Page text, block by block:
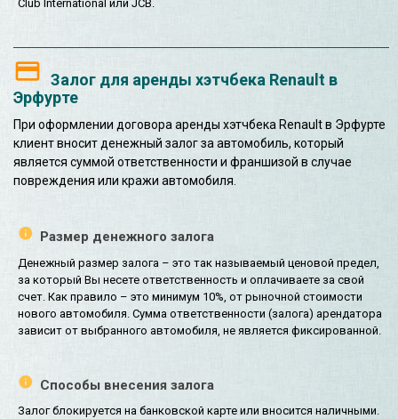
Club International или JCB.
Залог для аренды хэтчбека Renault в
Эрфурте
При оформлении договора аренды хэтчбека Renault в Эрфурте
клиент вносит денежный залог за автомобиль, который
является суммой ответственности и франшизой в случае
повреждения или кражи автомобиля.
Размер денежного залога
Денежный размер залога – это так называемый ценовой предел,
за который Вы несете ответственность и оплачиваете за свой
счет. Как правило – это минимум 10%, от рыночной стоимости
нового автомобиля. Сумма ответственности (залога) арендатора
зависит от выбранного автомобиля, не является фиксированной.
Способы внесения залога
Залог блокируется на банковской карте или вносится наличными.